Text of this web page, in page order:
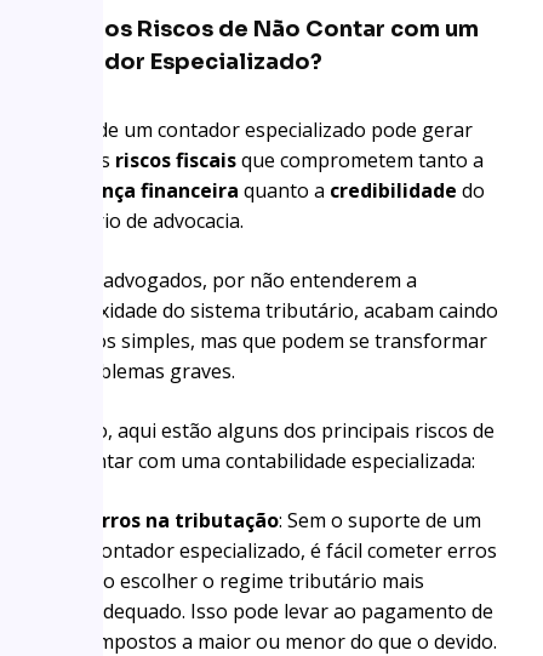
Quais os Riscos de Não Contar com um
Contador Especializado?
A falta de um contador especializado pode gerar
diversos riscos fiscaisque comprometem tanto a
segurança financeira quanto a credibilidade do
escritório de advocacia.
Muitos advogados, por não entenderem a
complexidade do sistema tributário, acabam caindo
em erros simples, mas que podem se transformar
em problemas graves.
Por isso, aqui estão alguns dos principais riscos de
não contar com uma contabilidade especializada:
Erros na tributação: Sem o suporte de um
contador especializado, é fácil cometer erros
ao escolher o regime tributário mais
adequado. Isso pode levar ao pagamento de
impostos a maior ou menor do que o devido.